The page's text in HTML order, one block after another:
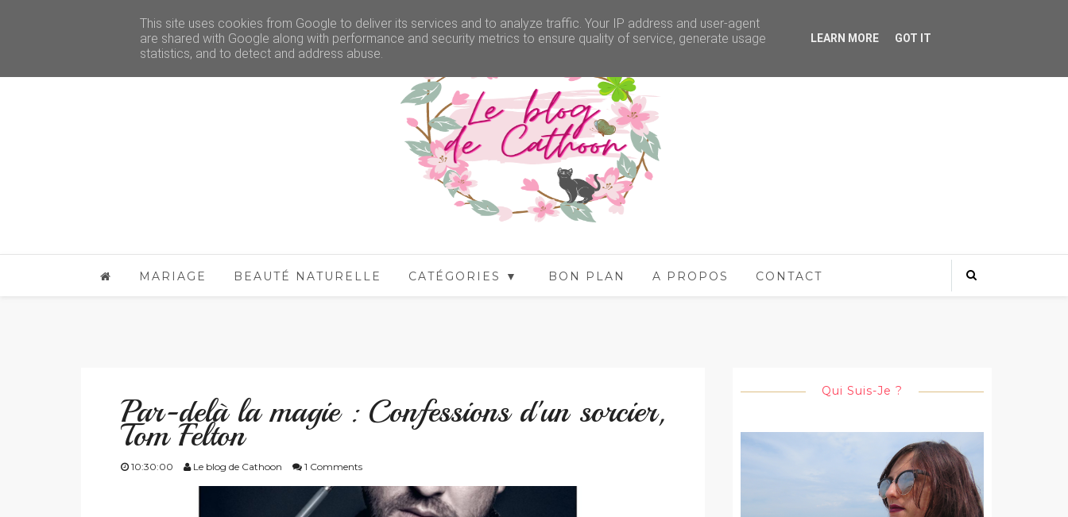
MARIAGE BEAUTÉ NATURELLE CATÉGORIES ▼ BON PLAN A PROPOS CONTACT
Par-delà la magie : Confessions d'un sorcier,
Tom Felton
10:30:00 Le blog de Cathoon 1 Comments
Qui Suis-Je ?
This site uses cookies from Google to deliver its services and to analyze traffic. Your IP address and user-agent
are shared with Google along with performance and security metrics to ensure quality of service, generate usage
statistics, and to detect and address abuse.
LEARN MORE GOT IT